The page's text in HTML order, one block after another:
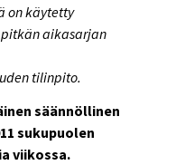
on käytetty
aikasarjan
tilinpito.
säännöllinen
sukupuolen
viikossa.